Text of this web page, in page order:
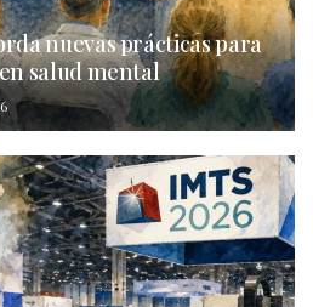
nuevas prácticas para
salud mental